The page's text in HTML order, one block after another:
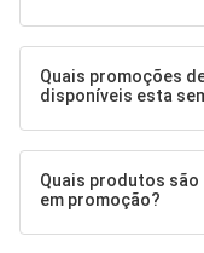
Quais promoções
disponíveis esta
Quais produtos
em promoção?